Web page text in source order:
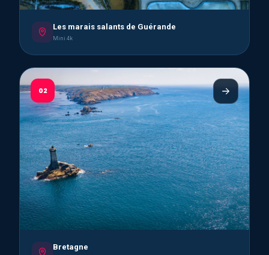
Les marais salants de Guérande
Mini 4k
02
Bretagne